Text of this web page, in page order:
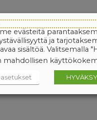
evästeitä
ja
sisältöä. Valitsemalla
mahdollisen
HYVÄKSY